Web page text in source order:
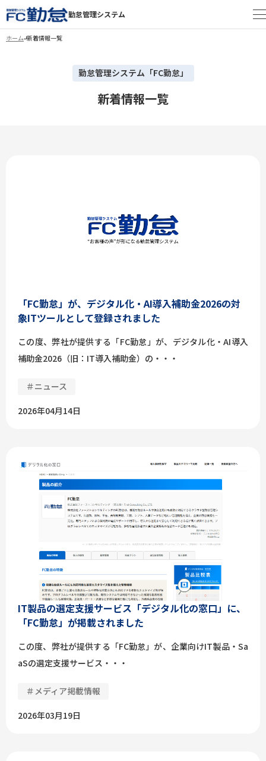
勤怠管理システム
ホーム 新着情報一覧
勤怠管理システム「FC勤怠」
新着情報一覧
「FC勤怠」が、デジタル化・AI導入補助金2026の対
象ITツールとして登録されました
この度、弊社が提供する「FC勤怠」が、デジタル化・AI導入
補助金2026（旧：IT導入補助金）の・・・
＃ニュース
2026年04月14日
IT製品の選定支援サービス「デジタル化の窓口」に、
「FC勤怠」が掲載されました
この度、弊社が提供する「FC勤怠」が、企業向けIT製品・Sa
aSの選定支援サービス・・・
＃メディア掲載情報
2026年03月19日